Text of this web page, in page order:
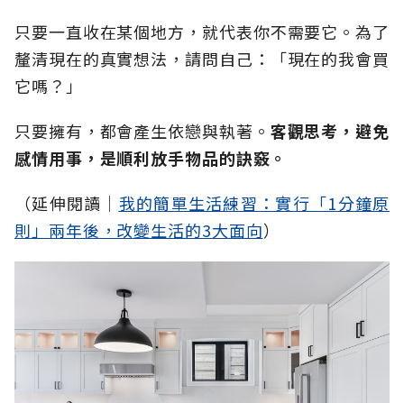
只要一直收在某個地方，就代表你不需要它。為了
釐清現在的真實想法，請問自己：「現在的我會買
它嗎？」
只要擁有，都會產生依戀與執著。 客觀思考，避免
感情用事，是順利放手物品的訣竅。
（延伸閱讀│ 我的簡單生活練習：實行「1分鐘原
則」兩年後，改變生活的3大面向）